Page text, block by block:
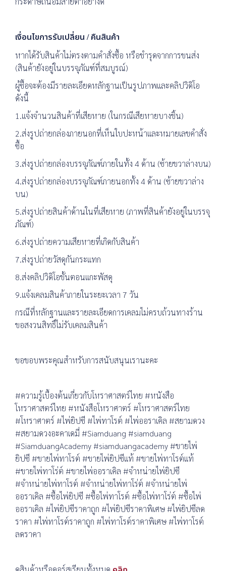
เงื่อนไขการรับเปลี่ยน / คืนสินค้า
หากได้รับสินค้าไม่ตรงตามคำสั่งซื้อ หรือชำรุดจากการขนส่ง
(สินค้ายังอยู่ในบรรจุภัณฑ์ที่สมบูรณ์)
ผู้ซื้อจะต้องมีรายละเอียดหลักฐานเป็นรูปภาพและคลิปวิดิโอ
ดังนี้
1.แจ้งจำนวนสินค้าที่เสียหาย (ในกรณีเสียหายบางชิ้น)
2.ส่งรูปถ่ายกล่องภายนอกที่เห็นใบปะหน้าและหมายเลขคำสั่ง
ซื้อ
3.ส่งรูปถ่ายกล่องบรรจุภัณฑ์ภายในทั้ง 4 ด้าน (ซ้ายขวาล่างบน)
4.ส่งรูปถ่ายกล่องบรรจุภัณฑ์ภายนอกทั้ง 4 ด้าน (ซ้ายขวาล่าง
บน)
5.ส่งรูปถ่ายสินค้าด้านในที่เสียหาย (ภาพที่สินค้ายังอยู่ในบรรจุ
ภัณฑ์)
6.ส่งรูปถ่ายความเสียหายที่เกิดกับสินค้า
7.ส่งรูปถ่ายวัสดุกันกระแทก
8.ส่งคลิปวิดิโอขั้นตอนแกะพัสดุ
9.แจ้งเคลมสินค้าภายในระยะเวลา 7 วัน
กรณีที่หลักฐานและรายละเอียดการเคลมไม่ครบถ้วนทางร้าน
ขอสงวนสิทธิ์ไม่รับเคลมสินค้า
ขอขอบพระคุณสำหรับการสนับสนุนเรานะคะ
#ความรู้เบื้องต้นเกี่ยวกับโหราศาสตร์ไทย #หนังสือ
โหราศาสตร์ไทย #หนังสือโหราศาตร์ #โหราศาสตร์ไทย
#โหราศาตร์ #ไพ่ยิปซี #ไพ่ทาโรต์ #ไพ่ออราเคิล #สยามดวง
#สยามดวงอะคาเดมี่ #Siamduang #siamduang
#SiamduangAcademy #siamduangacademy #ขายไพ่
ยิปซี #ขายไพ่ทาโรต์ #ขายไพ่ยิปซีแท้ #ขายไพ่ทาโรต์แท้
#ขายไพ่ทาโร่ต์ #ขายไพ่ออราเคิล #จำหน่ายไพ่ยิปซี
#จำหน่ายไพ่ทาโรต์ #จำหน่ายไพ่ทาโร่ต์ #จำหน่ายไพ่
ออราเคิล #ซื้อไพ่ยิปซี #ซื้อไพ่ทาโรต์ #ซื้อไพ่ทาโร่ต์ #ซื้อไพ่
ออราเคิล #ไพ่ยิปซีราคาถูก #ไพ่ยิปซีราคาพิเศษ #ไพ่ยิปซีลด
ราคา #ไพ่ทาโรต์ราคาถูก #ไพ่ทาโรต์ราคาพิเศษ #ไพ่ทาโรต์
ลดราคา